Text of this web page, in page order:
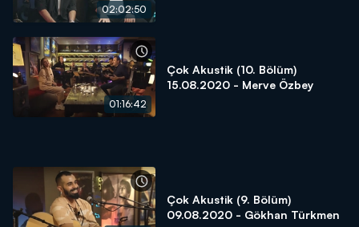
02:02:50
01:16:42
Çok Akustik (10. Bölüm)
15.08.2020 - Merve Özbey
Çok Akustik (9. Bölüm)
09.08.2020 - Gökhan Türkmen